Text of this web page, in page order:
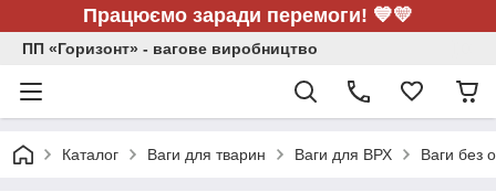
Працюємо заради перемоги! 💙💛
ПП «Горизонт» - вагове виробництво
Каталог Ваги для тварин Ваги для ВРХ Ваги без